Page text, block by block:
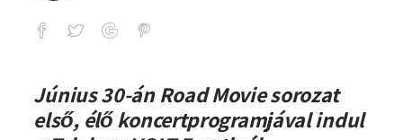
Road Movie koncertekkel indul a Volt
Június 30-án Road Movie sorozat
első, élő koncertprogramjával indul